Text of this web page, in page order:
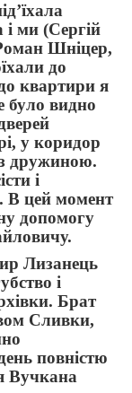
ми (Сергій
Шніцер,
до
квартири я
було видно
у коридор
дружиною.
і
В цей момент
допомогу
Лизанець
і
Брат
Сливки,
повністю
Вучкана